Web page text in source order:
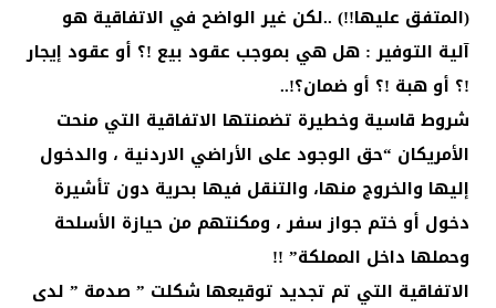
(المتفق عليها!!) ..لكن غير الواضح في الاتفاقية هو
آلية التوفير : هل هي بموجب عقود بيع !؟ أو عقود إيجار
!؟ أو هبة !؟ أو ضمان؟!..
شروط قاسية وخطيرة تضمنتها الاتفاقية التي منحت
الأمريكان “حق الوجود على الأراضي الاردنية ، والدخول
إليها والخروج منها، والتنقل فيها بحرية دون تأشيرة
دخول أو ختم جواز سفر ، ومكنتهم من حيازة الأسلحة
وحملها داخل المملكة” !!
الاتفاقية التي تم تجديد توقيعها شكلت ” صدمة ” لدى